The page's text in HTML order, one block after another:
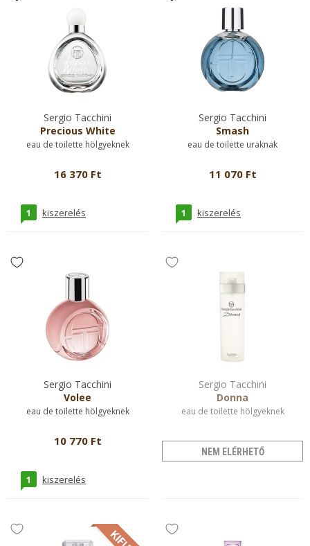
Sergio Tacchini
Precious White
eau de toilette hölgyeknek
16 370 Ft
1 kiszerelés
Sergio Tacchini
Smash
eau de toilette uraknak
11 070 Ft
1 kiszerelés
Sergio Tacchini
Volee
eau de toilette hölgyeknek
10 770 Ft
1 kiszerelés
Sergio Tacchini
Donna
eau de toilette hölgyeknek
NEM ELÉRHETŐ